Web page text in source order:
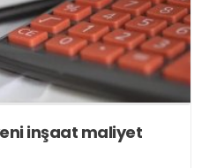
inşaat maliyet